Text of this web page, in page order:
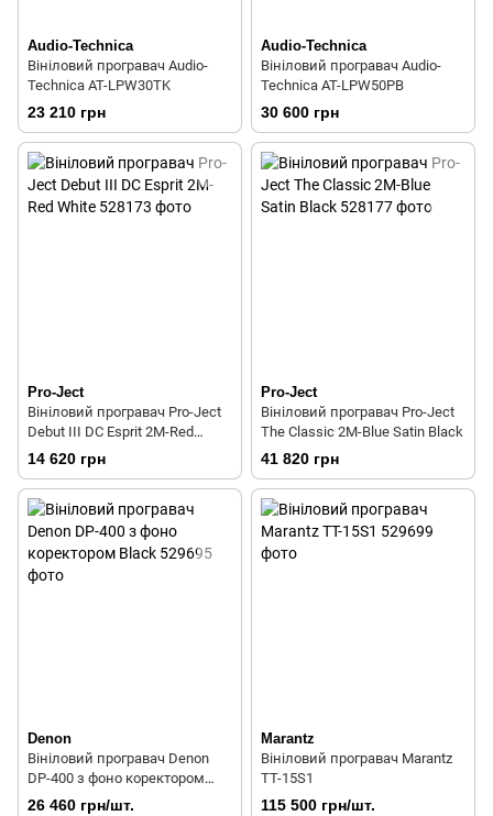
Audio-Technica
Вініловий програвач Audio-
Technica AT-LPW30TK
23 210 грн
Audio-Technica
Вініловий програвач Audio-
Technica AT-LPW50PB
30 600 грн
Pro-Ject
Вініловий програвач Pro-Ject
Debut III DC Esprit 2M-Red
White
14 620 грн
Pro-Ject
Вініловий програвач Pro-Ject
The Classic 2M-Blue Satin Black
41 820 грн
Denon
Вініловий програвач Denon
DP-400 з фоно коректором
Black
26 460 грн/шт.
Marantz
Вініловий програвач Marantz
TT-15S1
115 500 грн/шт.